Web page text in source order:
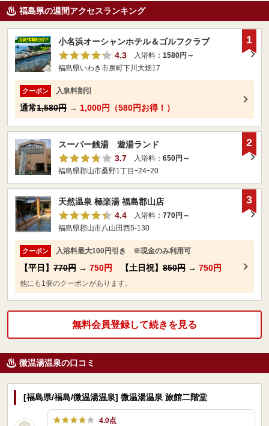
福島県の週間アクセスランキング
小名浜オーシャンホテル＆ゴルフクラブ
4.3
入浴料： 1580円～
福島県いわき市泉町下川大畑17
クーポン 入泉料割引
通常1,580円 → 1,000円（580円お得！）
1
スーパー銭湯 遊湯ランド
3.7
入浴料： 650円～
福島県郡山市桑野1丁目ｰ24ｰ20
2
天然温泉 極楽湯 福島郡山店
4.4
入浴料： 770円～
福島県郡山市八山田西5-130
クーポン 入浴料最大100円引き ※現金のみ利用可
【平日】 770円 → 750円 【土日祝】 850円 → 750円
他にも1個のクーポンがあります。
3
無料会員登録して続きを見る
微温湯温泉の口コミ
[福島県/福島/微温湯温泉] 微温湯温泉 旅館二階堂
4.0点